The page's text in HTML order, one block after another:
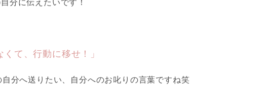
分に伝えたいです！
くて、行動に移せ！」
分へ送りたい、自分へのお叱りの言葉ですね笑